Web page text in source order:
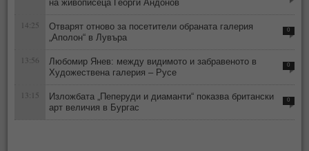
на живописеца Георги Андонов
14:25
Отварят отново за посетители обраната галерия
„Аполон“ в Лувъра
0
13:56
Любомир Янев: между видимото и забравеното в
Художествена галерия – Русе
0
13:15
Изложбата „Пеперуди и диаманти“ показва британски
арт величия в Бургас
0